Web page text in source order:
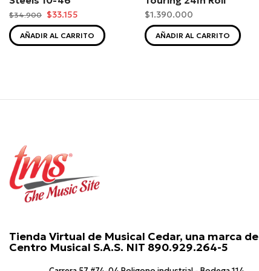
$34.900 $33.155
AÑADIR AL CARRITO
$1.390.000
AÑADIR AL CARRITO
Tienda Virtual de Musical Cedar, una marca de
Centro Musical S.A.S. NIT 890.929.264-5